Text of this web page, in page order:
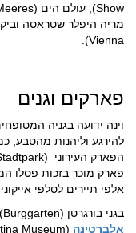
Vienna).
פארקים וגנים
וינה ידועה בגניה
להירגע וליהנות מהטבע,
פארק מוכר בזכות פסלו
אלפי תיירים לסלפי אייקוני.
בגני בורגרטן (Burggarten), הגנים של הקיסר נמצאים בין
אלברטינה